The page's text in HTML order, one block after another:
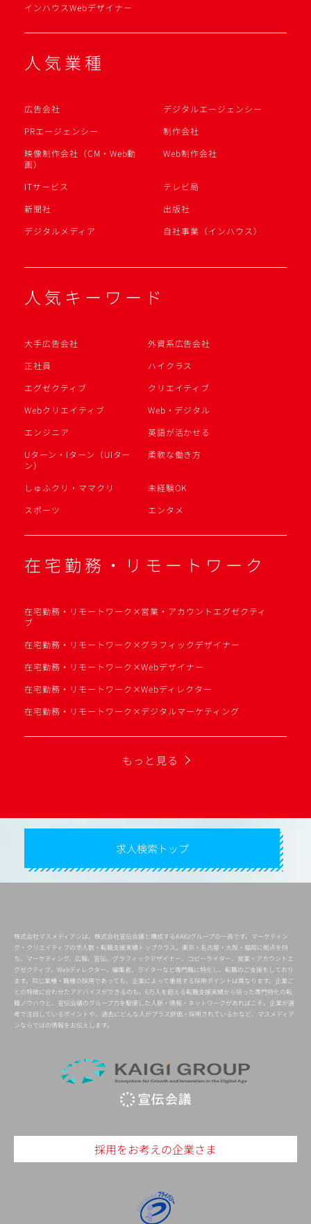
インハウスWebデザイナー
人気業種
広告会社
デジタルエージェンシー
PRエージェンシー
制作会社
映像制作会社（CM・Web動
画）
Web制作会社
ITサービス
テレビ局
新聞社
出版社
デジタルメディア
自社事業（インハウス）
人気キーワード
大手広告会社
外資系広告会社
正社員
ハイクラス
エグゼクティブ
クリエイティブ
Webクリエイティブ
Web・デジタル
エンジニア
英語が活かせる
Uターン・Iターン（UIター
ン）
柔軟な働き方
しゅふクリ・ママクリ
未経験OK
スポーツ
エンタメ
在宅勤務・リモートワーク
在宅勤務・リモートワーク×営業・アカウントエグゼクティ
ブ
在宅勤務・リモートワーク×グラフィックデザイナー
在宅勤務・リモートワーク×Webデザイナー
在宅勤務・リモートワーク×Webディレクター
在宅勤務・リモートワーク×デジタルマーケティング
もっと見る
求人検索トップ
株式会社マスメディアンは、株式会社宣伝会議と構成するKAIGIグループの一員です。マーケティン
グ・クリエイティブの求人数・転職支援実績トップクラス。東京・名古屋・大阪・福岡に拠点を持
ち、マーケティング、広報、宣伝、グラフィックデザイナー、コピーライター、営業・アカウントエ
グゼクティブ、Webディレクター、編集者、ライターなど専門職に特化し、転職のご支援をしており
ます。同じ業種・職種の採用であっても、企業によって重視する採用ポイントは異なります。企業ご
との特徴に合わせたアドバイスができるのも、6万人を超える転職支援実績から培った専門特化の転
職ノウハウと、宣伝会議のグループ力を駆使した人脈・情報・ネットワークがあればこそ。企業が選
考で注目しているポイントや、過去にどんな人がプラス評価・採用されているかなど、マスメディア
ンならではの情報をお伝えします。
採用をお考えの企業さま